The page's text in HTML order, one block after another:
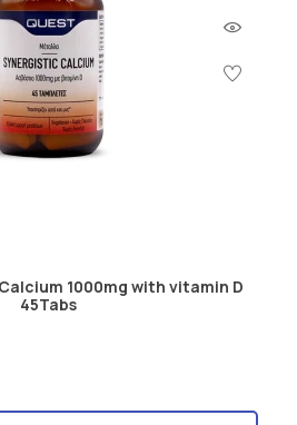
1000mg with vitamin D
45Tabs